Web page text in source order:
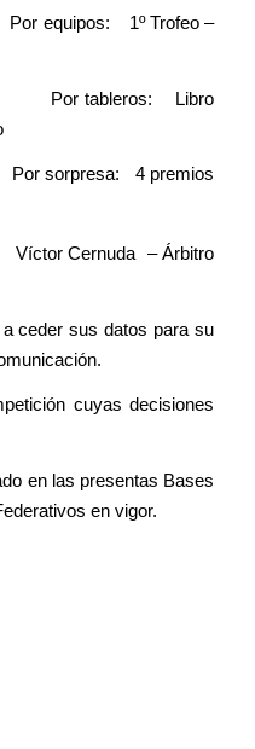
Por equipos: 1º Trofeo –
Libro
4 premios
Víctor Cernuda – Árbitro
ceder sus datos para su
cuyas decisiones
en las presentas Bases
en vigor.